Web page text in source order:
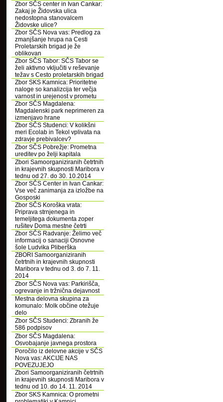
Zbor SČS center in Ivan Cankar:
Zakaj je Židovska ulica
nedostopna stanovalcem
Židovske ulice?
Zbor SČS Nova vas: Predlog za
zmanjšanje hrupa na Cesti
Proletarskih brigad je že
oblikovan
Zbor SČS Tabor: SČS Tabor se
želi aktivno vključiti v reševanje
težav s Cesto proletarskih brigad
Zbor SKS Kamnica: Prioritetne
naloge so kanalizcija ter večja
varnost in urejenost v prometu
Zbor SČS Magdalena:
Magdalenski park neprimeren za
izmenjavo hrane
Zbor SČS Studenci: V kolikšni
meri Ecolab in Tekol vplivata na
zdravje prebivalcev?
Zbor SČS Pobrežje: Prometna
ureditev po želji kapitala
Zbori Samoorganiziranih četrtnih
in krajevnih skupnosti Maribora v
tednu od 27. do 30. 10.2014
Zbor SČS Center in Ivan Cankar:
Vse več zanimanja za izložbe na
Gosposki
Zbor SČS Koroška vrata:
Priprava strnjenega in
temeljitega dokumenta zoper
rušitev Doma mestne četrti
Zbor SČS Radvanje: Želimo več
informacij o sanaciji Osnovne
šole Ludvika Pliberška
ZBORI Samoorganiziranih
četrtnih in krajevnih skupnosti
Maribora v tednu od 3. do 7. 11.
2014
Zbor SČS Nova vas: Parkirišča,
ogrevanje in tržnična dejavnost
Mestna delovna skupina za
komunalo: Molk občine otežuje
delo
Zbor SČS Studenci: Zbranih že
586 podpisov
Zbor SČS Magdalena:
Osvobajanje javnega prostora
Poročilo iz delovne akcije v SČS
Nova vas: AKCIJE NAS
POVEZUJEJO
Zbori Samoorganiziranih četrtnih
in krajevnih skupnosti Maribora v
tednu od 10. do 14. 11. 2014
Zbor SKS Kamnica: O prometni